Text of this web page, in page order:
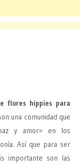
flores hippies para
una comunidad que
y amor» en los
Así que para ser
importante son las